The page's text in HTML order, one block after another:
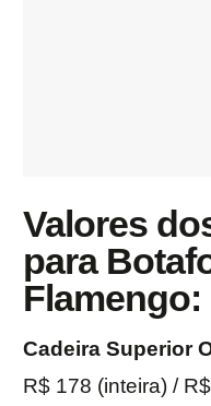
Valores
para
Flamengo:
Cadeira Superior
R$ 178 (inteira) /